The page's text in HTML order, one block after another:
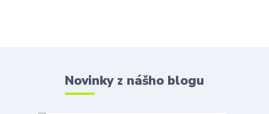
Novinky z nášho blogu